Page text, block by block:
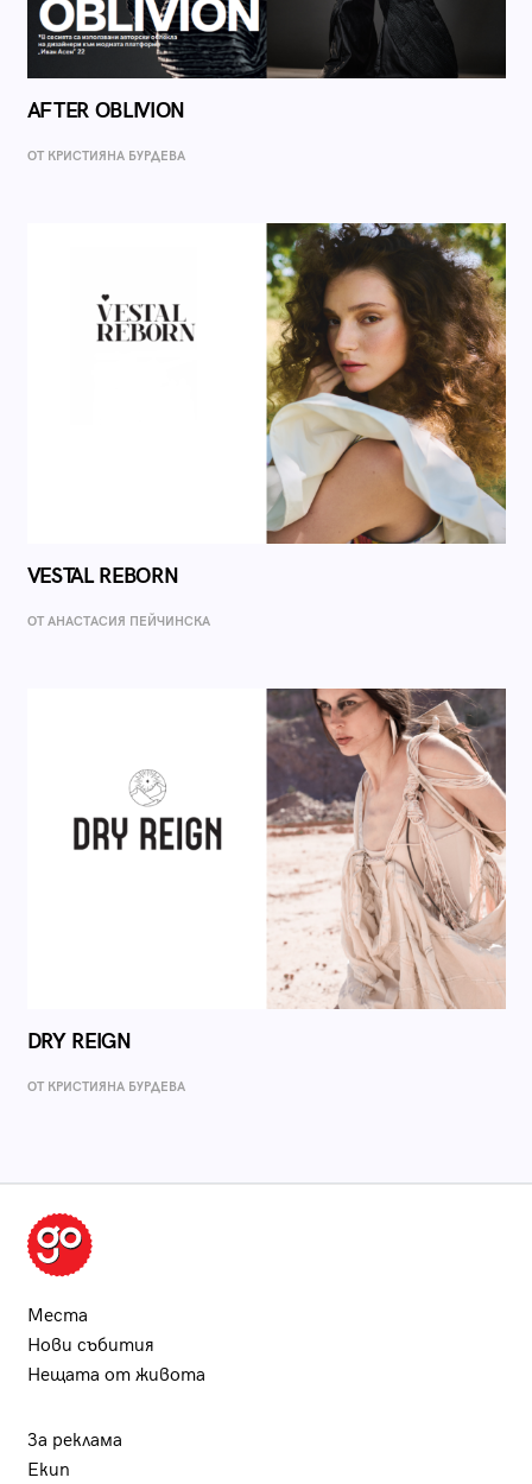
AFTER OBLIVION
ОТ КРИСТИЯНА БУРДЕВА
VESTAL REBORN
ОТ AНАСТАСИЯ ПЕЙЧИНСКА
DRY REIGN
ОТ КРИСТИЯНА БУРДЕВА
Места
Нови събития
Нещата от живота
За реклама
Екип